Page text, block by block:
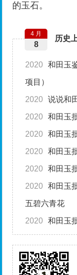
的玉石。
历史
4 月
8
2020 和田玉
项目）
2020 说说和
2020 和田玉
2020 和田玉
2020 和田玉
2020 和田玉
2020 和田玉
五碧六青花
2020 和田玉